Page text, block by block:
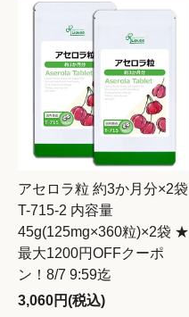
アセロラ粒 約3か月分×2袋
T-715-2 内容量
45g(125mg×360粒)×2袋 ★
最大1200円OFFクーポ
ン！8/7 9:59迄
3,060円(税込)